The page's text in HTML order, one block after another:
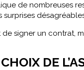
de nombreuses
de signer un contrat,
DE